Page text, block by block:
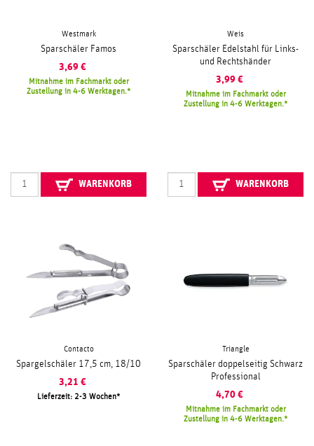
Westmark
Sparschäler Famos
3,69 €
Mitnahme im Fachmarkt oder
Zustellung in 4-6 Werktagen.
WARENKORB
Weis
Sparschäler Edelstahl für Links-
und Rechtshänder
3,99 €
Mitnahme im Fachmarkt oder
Zustellung in 4-6 Werktagen.
WARENKORB
Contacto
Spargelschäler 17,5 cm, 18/10
3,21 €
Lieferzeit: 2-3 Wochen
Triangle
Sparschäler doppelseitig Schwarz
Professional
4,70 €
Mitnahme im Fachmarkt oder
Zustellung in 4-6 Werktagen.